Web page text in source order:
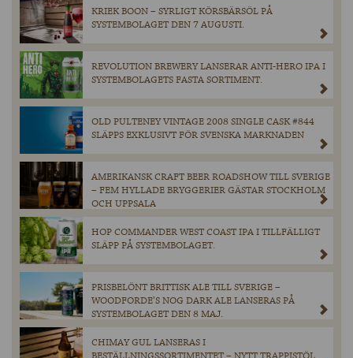
KRIEK BOON – SYRLIGT KÖRSBÄRSÖL PÅ
SYSTEMBOLAGET DEN 7 AUGUSTI.
REVOLUTION BREWERY LANSERAR ANTI-HERO IPA I
SYSTEMBOLAGETS FASTA SORTIMENT.
OLD PULTENEY VINTAGE 2008 SINGLE CASK #844
SLÄPPS EXKLUSIVT FÖR SVENSKA MARKNADEN
AMERIKANSK CRAFT BEER ROADSHOW TILL SVERIGE
– FEM HYLLADE BRYGGERIER GÄSTAR STOCKHOLM
OCH UPPSALA
HOP COMMANDER WEST COAST IPA I TILLFÄLLIGT
SLÄPP PÅ SYSTEMBOLAGET.
PRISBELÖNT BRITTISK ALE TILL SVERIGE –
WOODFORDE’S NOG DARK ALE LANSERAS PÅ
SYSTEMBOLAGET DEN 8 MAJ.
CHIMAY GUL LANSERAS I